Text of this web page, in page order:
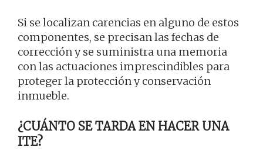
Si se localizan carencias en alguno de estos
componentes, se precisan las fechas de
corrección y se suministra una memoria
con las actuaciones imprescindibles para
proteger la protección y conservación
inmueble.
¿CUÁNTO SE TARDA EN HACER UNA
ITE?